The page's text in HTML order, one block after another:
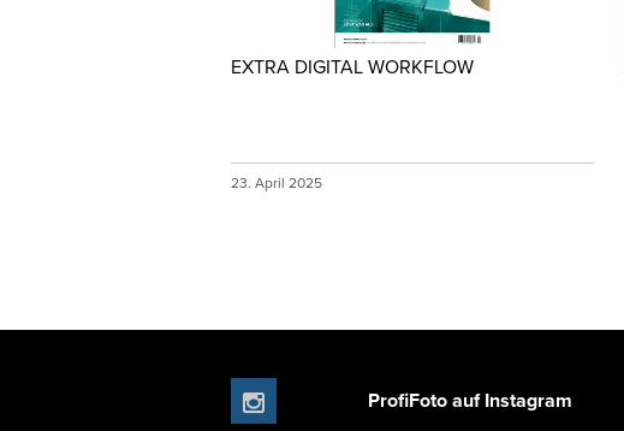
EXTRA DIGITAL WORKFLOW
23. April 2025
ProfiFoto auf Instagram